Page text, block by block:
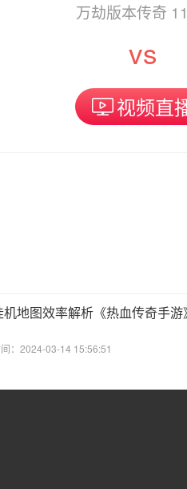
万劫版本传奇
vs
视频直
机地图效率解析《热血传奇手游
：2024-03-14 15:56:51